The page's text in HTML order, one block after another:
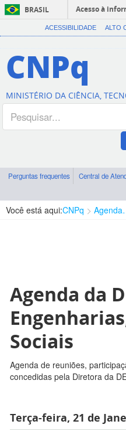
BRASIL
Acesso à
ACESSIBILIDADE ALTO
CNPq
MINISTÉRIO DA CIÊNCIA,
Perguntas frequentes Central de
Você está aqui:CNPq
Agenda da
Sociais
Agenda de reuniões,
concedidas pela Diretora da
Terça-feira, 21 de